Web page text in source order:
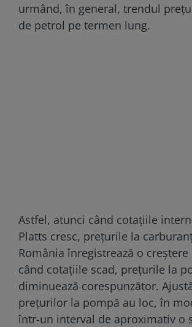
urmând, în general, trendul
de petrol pe termen lung.
Astfel, atunci când cotațiile
Platts cresc, prețurile la
România înregistrează o
când cotațiile scad, prețurile la
diminuează corespunzător.
prețurilor la pompă au loc, în
într-un interval de aproximativ o